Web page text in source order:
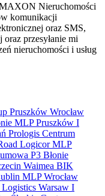
Nieruchomości
komunikacji
oraz SMS,
przesyłanie mi
nieruchomości i usług
Pruszków Wrocław
MLP Pruszków I
Prologis Centrum
LogicorMLP
P3 Błonie
Waimea BIK
MLP Wrocław
Warsaw I